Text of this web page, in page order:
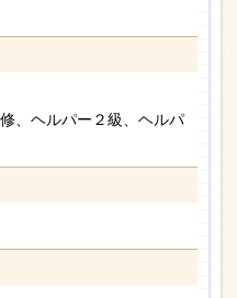
、ヘルパー２級、ヘルパ